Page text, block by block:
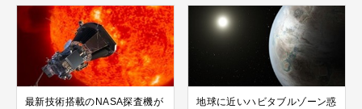
最新技術搭載のNASA探査機が
地球に近いハビタブルゾーン惑